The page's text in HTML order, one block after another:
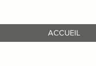
ACCUEIL